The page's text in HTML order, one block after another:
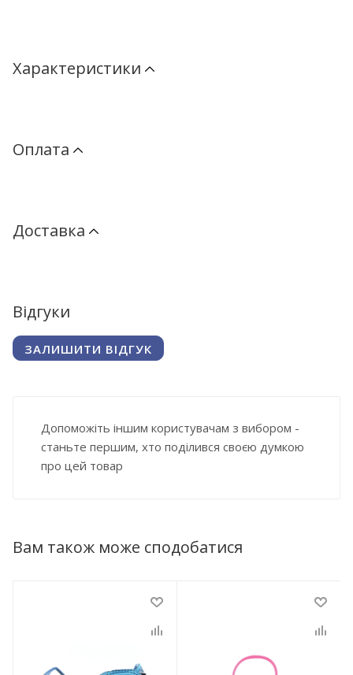
Характеристики
Оплата
Доставка
Відгуки
ЗАЛИШИТИ ВІДГУК
Допоможіть іншим користувачам з вибором -
станьте першим, хто поділився своєю думкою
про цей товар
Вам також може сподобатися